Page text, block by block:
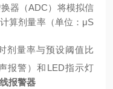
换器（ADC）将模拟信
算剂量率（单位：μS
剂量率与预设阈值比
报警）和 LED指示灯
报警器